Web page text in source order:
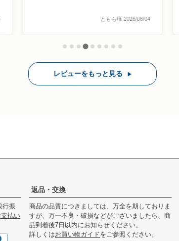
ともも様 2026/08/04
レビューをもっと見る ▶
行振
払い
返品・交換
商品の品質につきましては、万全を期しておりま
すが、万一不良・破損などがございましたら、商
品到着後7日以内にお知らせください。
詳しくはお買い物ガイドをご参照ください。